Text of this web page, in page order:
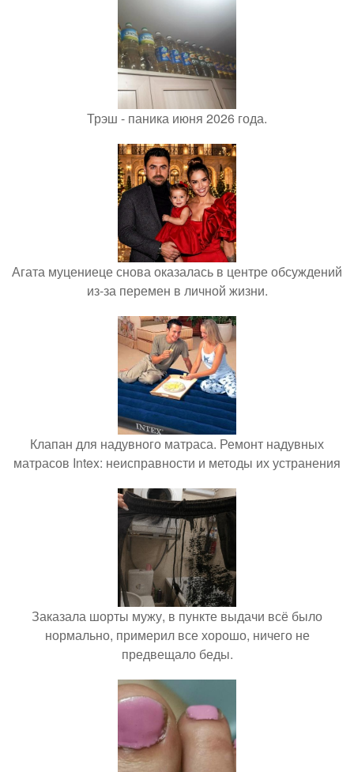
Трэш - паника июня 2026 года.
Агата муцениеце снова оказалась в центре обсуждений
из-за перемен в личной жизни.
Клапан для надувного матраса. Ремонт надувных
матрасов Intex: неисправности и методы их устранения
Заказала шорты мужу, в пункте выдачи всё было
нормально, примерил все хорошо, ничего не
предвещало беды.